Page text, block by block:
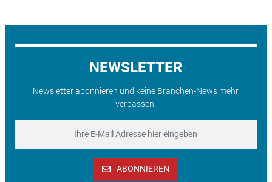
NEWSLETTER
Newsletter abonnieren und keine Branchen-News mehr
verpassen.
ABONNIEREN